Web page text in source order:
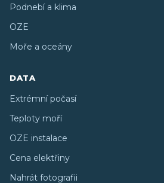
Podnebí a klima
OZE
Moře a oceány
DATA
Extrémní počasí
Teploty moří
OZE instalace
Cena elektřiny
Nahrát fotografii